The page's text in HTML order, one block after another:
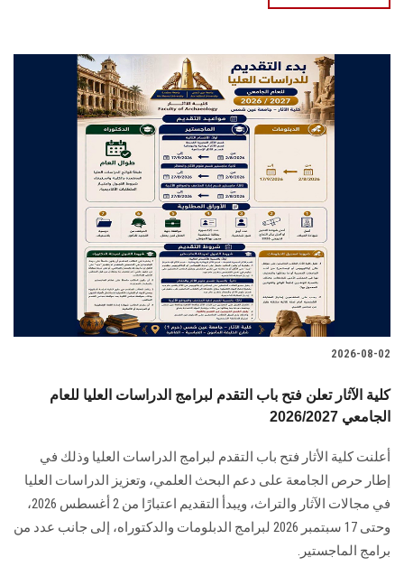
2026-08-02
كلية الآثار تعلن فتح باب التقدم لبرامج الدراسات العليا للعام
الجامعي 2026/2027
أعلنت كلية الأثار فتح باب التقدم لبرامج الدراسات العليا وذلك في
إطار حرص الجامعة على دعم البحث العلمي، وتعزيز الدراسات العليا
في مجالات الآثار والتراث، ويبدأ التقديم اعتبارًا من 2 أغسطس 2026،
وحتى 17 سبتمبر 2026 لبرامج الدبلومات والدكتوراه، إلى جانب عدد من
برامج الماجستير.